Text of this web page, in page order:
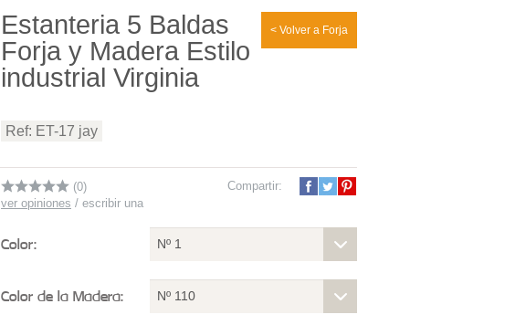
< Volver a Forja
Estanteria 5 Baldas
Forja y Madera Estilo
industrial Virginia
Ref: ET-17 jay
(0)
ver opiniones / escribir una
Compartir:
Color: Nº 1
Color de la Madera: Nº 110